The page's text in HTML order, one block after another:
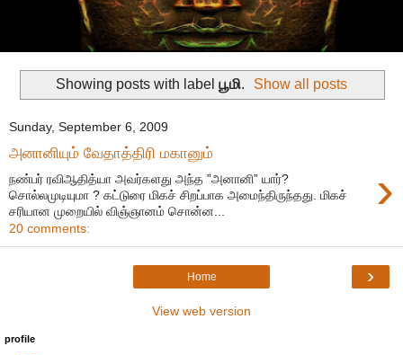
Showing posts with label பூமி. Show all posts
Sunday, September 6, 2009
அனானியும் வேதாத்திரி மகானும்
›
நண்பர் ரவிஆதித்யா அவர்களது அந்த ”அனானி” யார்?
சொல்லமுடியுமா ? கட்டுரை மிகச் சிறப்பாக அமைந்திருந்தது. மிகச்
சரியான முறையில் விஞ்ஞானம் சொன்ன...
20 comments:
›
Home
View web version
profile